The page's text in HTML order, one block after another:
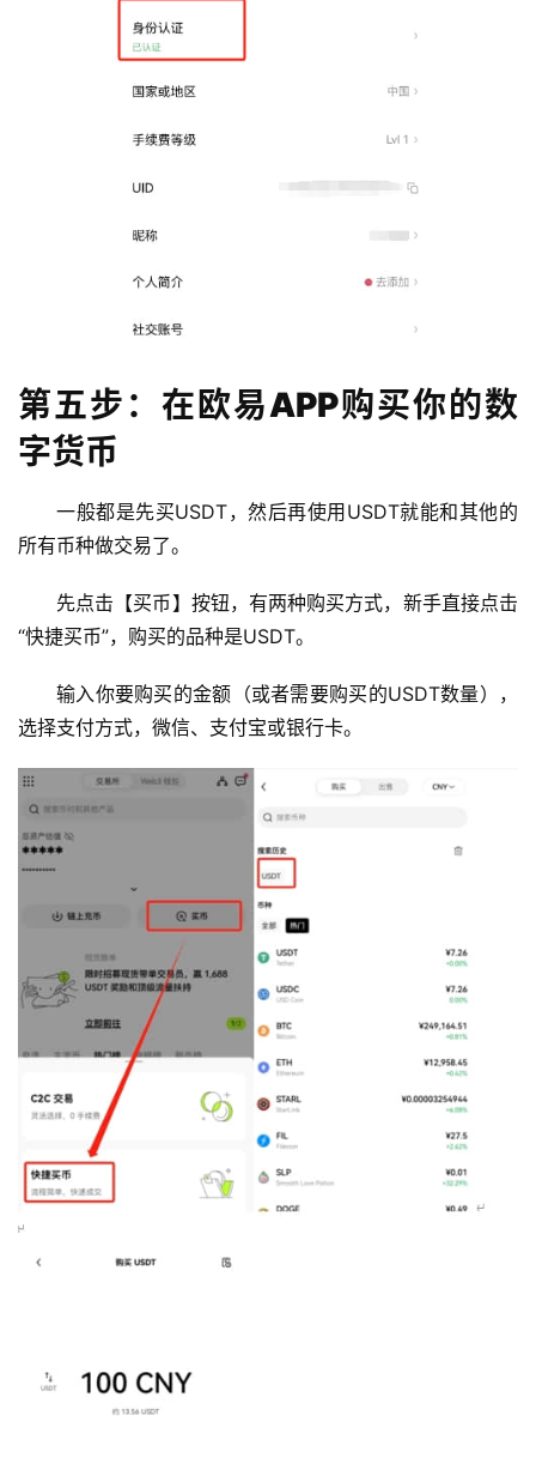
第五步：在欧易APP购买你的数
字货币
一般都是先买USDT，然后再使用USDT就能和其他的
所有币种做交易了。
先点击【买币】按钮，有两种购买方式，新手直接点击
“快捷买币”，购买的品种是USDT。
输入你要购买的金额（或者需要购买的USDT数量），
选择支付方式，微信、支付宝或银行卡。